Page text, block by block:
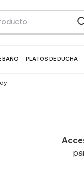
BAÑO PLATOS DE DUCHA